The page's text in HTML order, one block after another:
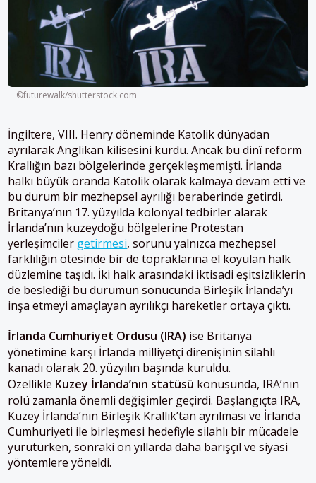
©futurewalk/shutterstock.com
İngiltere, VIII. Henry döneminde Katolik dünyadan
ayrılarak Anglikan kilisesini kurdu. Ancak bu dinî reform
Krallığın bazı bölgelerinde gerçekleşmemişti. İrlanda
halkı büyük oranda Katolik olarak kalmaya devam etti ve
bu durum bir mezhepsel ayrılığı beraberinde getirdi.
Britanya’nın 17. yüzyılda kolonyal tedbirler alarak
İrlanda’nın kuzeydoğu bölgelerine Protestan
yerleşimciler getirmesi, sorunu yalnızca mezhepsel
farklılığın ötesinde bir de topraklarına el koyulan halk
düzlemine taşıdı. İki halk arasındaki iktisadi eşitsizliklerin
de beslediği bu durumun sonucunda Birleşik İrlanda’yı
inşa etmeyi amaçlayan ayrılıkçı hareketler ortaya çıktı.
İrlanda Cumhuriyet Ordusu (IRA) ise Britanya
yönetimine karşı İrlanda milliyetçi direnişinin silahlı
kanadı olarak 20. yüzyılın başında kuruldu.
Özellikle Kuzey İrlanda’nın statüsü konusunda, IRA’nın
rolü zamanla önemli değişimler geçirdi. Başlangıçta IRA,
Kuzey İrlanda’nın Birleşik Krallık’tan ayrılması ve İrlanda
Cumhuriyeti ile birleşmesi hedefiyle silahlı bir mücadele
yürütürken, sonraki on yıllarda daha barışçıl ve siyasi
yöntemlere yöneldi.